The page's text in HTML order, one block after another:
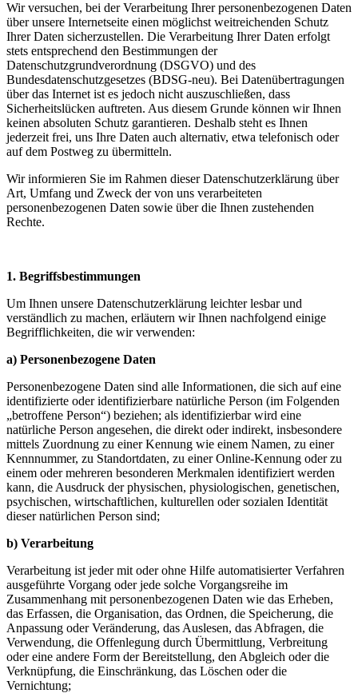
Wir versuchen, bei der Verarbeitung Ihrer personenbezogenen Daten
über unsere Internetseite einen möglichst weitreichenden Schutz
Ihrer Daten sicherzustellen. Die Verarbeitung Ihrer Daten erfolgt
stets entsprechend den Bestimmungen der
Datenschutzgrundverordnung (DSGVO) und des
Bundesdatenschutzgesetzes (BDSG-neu). Bei Datenübertragungen
über das Internet ist es jedoch nicht auszuschließen, dass
Sicherheitslücken auftreten. Aus diesem Grunde können wir Ihnen
keinen absoluten Schutz garantieren. Deshalb steht es Ihnen
jederzeit frei, uns Ihre Daten auch alternativ, etwa telefonisch oder
auf dem Postweg zu übermitteln.
Wir informieren Sie im Rahmen dieser Datenschutzerklärung über
Art, Umfang und Zweck der von uns verarbeiteten
personenbezogenen Daten sowie über die Ihnen zustehenden
Rechte.
1. Begriffsbestimmungen
Um Ihnen unsere Datenschutzerklärung leichter lesbar und
verständlich zu machen, erläutern wir Ihnen nachfolgend einige
Begrifflichkeiten, die wir verwenden:
a) Personenbezogene Daten
Personenbezogene Daten sind alle Informationen, die sich auf eine
identifizierte oder identifizierbare natürliche Person (im Folgenden
„betroffene Person“) beziehen; als identifizierbar wird eine
natürliche Person angesehen, die direkt oder indirekt, insbesondere
mittels Zuordnung zu einer Kennung wie einem Namen, zu einer
Kennnummer, zu Standortdaten, zu einer Online-Kennung oder zu
einem oder mehreren besonderen Merkmalen identifiziert werden
kann, die Ausdruck der physischen, physiologischen, genetischen,
psychischen, wirtschaftlichen, kulturellen oder sozialen Identität
dieser natürlichen Person sind;
b) Verarbeitung
Verarbeitung ist jeder mit oder ohne Hilfe automatisierter Verfahren
ausgeführte Vorgang oder jede solche Vorgangsreihe im
Zusammenhang mit personenbezogenen Daten wie das Erheben,
das Erfassen, die Organisation, das Ordnen, die Speicherung, die
Anpassung oder Veränderung, das Auslesen, das Abfragen, die
Verwendung, die Offenlegung durch Übermittlung, Verbreitung
oder eine andere Form der Bereitstellung, den Abgleich oder die
Verknüpfung, die Einschränkung, das Löschen oder die
Vernichtung;